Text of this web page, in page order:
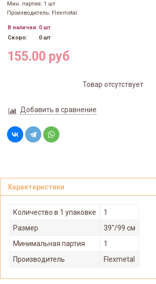
Мин. партия: 1 шт
Производитель: Flexmetal
В наличии: 0 шт
Скоро:
0 шт
155.00 руб
Товар отсутствует
Добавить в сравнение
Характеристики
Количество в 1 упаковке
1
Размер
39"/99 см
Минимальная партия
1
Производитель
Flexmetal